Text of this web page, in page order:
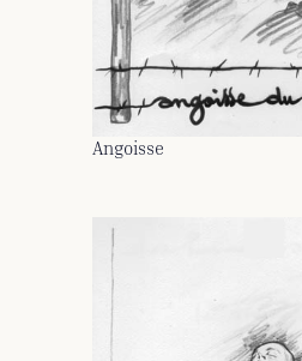
Angoisse